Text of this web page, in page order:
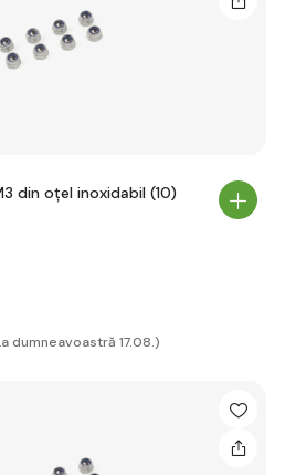
din oțel inoxidabil (10)
dumneavoastră 17.08.)